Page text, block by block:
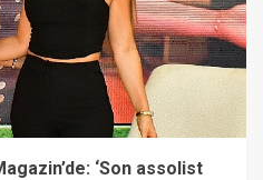
‘Son assolist